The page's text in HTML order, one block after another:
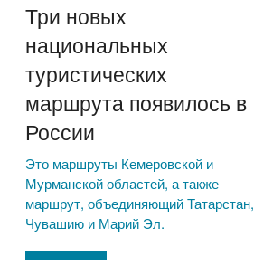
Три новых
национальных
туристических
маршрута появилось в
России
Это маршруты Кемеровской и
Мурманской областей, а также
маршрут, объединяющий Татарстан,
Чувашию и Марий Эл.